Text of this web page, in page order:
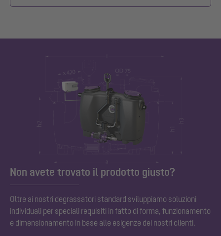
Non avete trovato il prodotto giusto?
Oltre ai nostri degrassatori standard sviluppiamo soluzioni
individuali per speciali requisiti in fatto di forma, funzionamento
e dimensionamento in base alle esigenze dei nostri clienti.